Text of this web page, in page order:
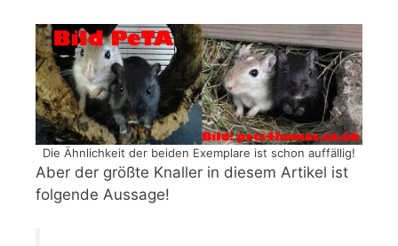
Die Ähnlichkeit der beiden Exemplare ist schon auffällig!
Aber der größte Knaller in diesem Artikel ist
folgende Aussage!